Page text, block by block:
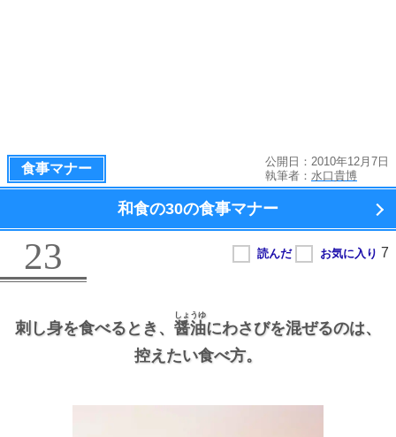
食事マナー
公開日：2010年12月7日
執筆者： 水口貴博
和食の30の食事マナー
23
刺し身を食べるとき、 醤油
しょうゆ
にわさびを混ぜるのは、
控えたい食べ方。